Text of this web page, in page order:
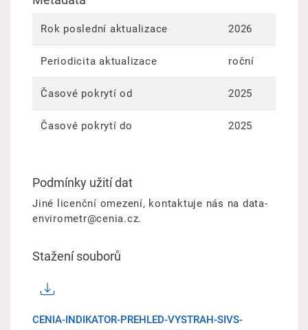
Rok poslední aktualizace 2026
Periodicita aktualizace roční
Časové pokrytí od 2025
Časové pokrytí do 2025
Podmínky užití dat
Jiné licenční omezení, kontaktuje nás na data-
envirometr@cenia.cz.
Stažení souborů
CENIA-INDIKATOR-PREHLED-VYSTRAH-SIVS-